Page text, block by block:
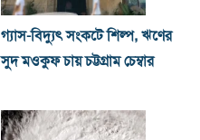
গ্যাস-বিদ্যুৎ সংকটে শিল্প, ঋণের
সুদ মওকুফ চায় চট্টগ্রাম চেম্বার